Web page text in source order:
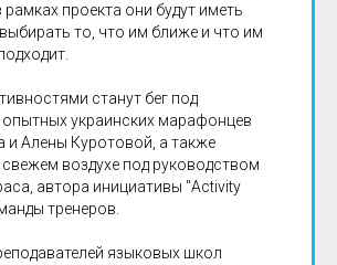
рамках проекта они будут иметь
то, что им ближе и что им
станут бег под
украинских марафонцев
и Алены Куротовой, а также
воздухе под руководством
автора инициативы "Activity
тренеров.
языковых школ